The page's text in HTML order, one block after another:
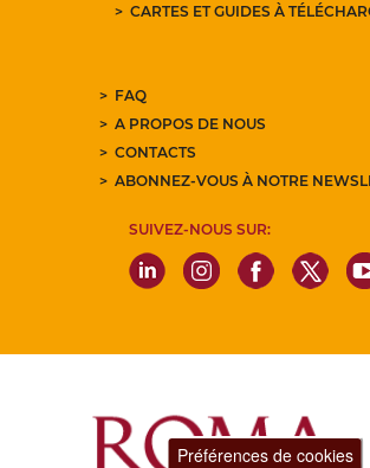
CARTES ET GUIDES À
FAQ
A PROPOS DE NOUS
CONTACTS
ABONNEZ-VOUS À NOTRE
SUIVEZ-NOUS SUR:
Préférences de cookies